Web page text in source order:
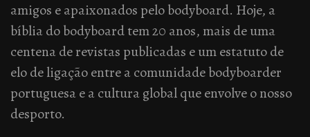
amigos e apaixonados pelo bodyboard. Hoje, a
bíblia do bodyboard tem 20 anos, mais de uma
centena de revistas publicadas e um estatuto de
elo de ligação entre a comunidade bodyboarder
portuguesa e a cultura global que envolve o nosso
desporto.